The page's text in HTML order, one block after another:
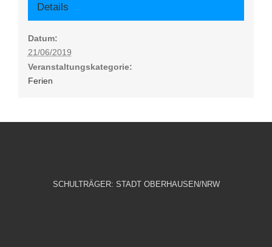
Details
Datum:
21/06/2019
Veranstaltungskategorie:
Ferien
SCHULTRÄGER: STADT OBERHAUSEN/NRW